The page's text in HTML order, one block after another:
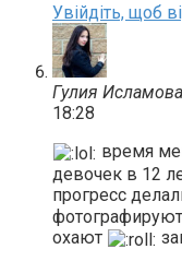
Увійдіть, щоб
Гулия Исламова
18:28
время
девочек в 12
прогресс
охают